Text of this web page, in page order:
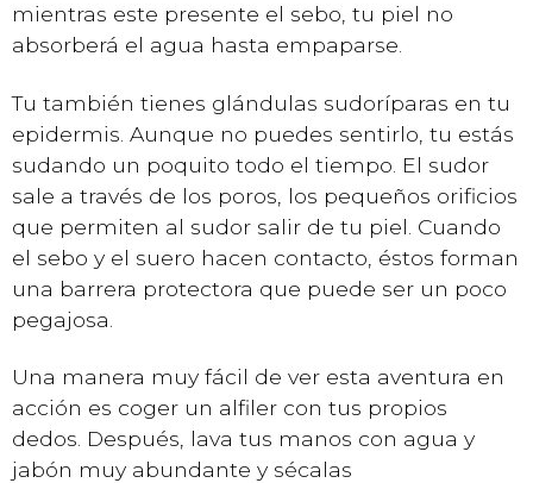
mientras este presente el sebo, tu piel no
absorberá el agua hasta empaparse.
Tu también tienes glándulas sudoríparas en tu
epidermis. Aunque no puedes sentirlo, tu estás
sudando un poquito todo el tiempo. El sudor
sale a través de los poros, los pequeños orificios
que permiten al sudor salir de tu piel. Cuando
el sebo y el suero hacen contacto, éstos forman
una barrera protectora que puede ser un poco
pegajosa.
Una manera muy fácil de ver esta aventura en
acción es coger un alfiler con tus propios
dedos. Después, lava tus manos con agua y
jabón muy abundante y sécalas